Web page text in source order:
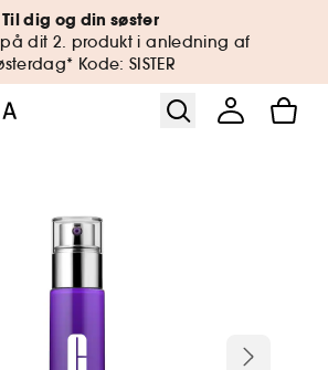
Til dig og din søster
dit 2. produkt i anledning af
Kode: SISTER